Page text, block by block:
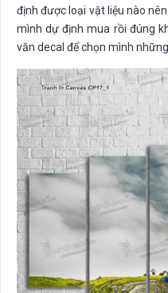
định được loại vật liệu nào
mình dự định mua rồi đúng
văn decal để chọn mình